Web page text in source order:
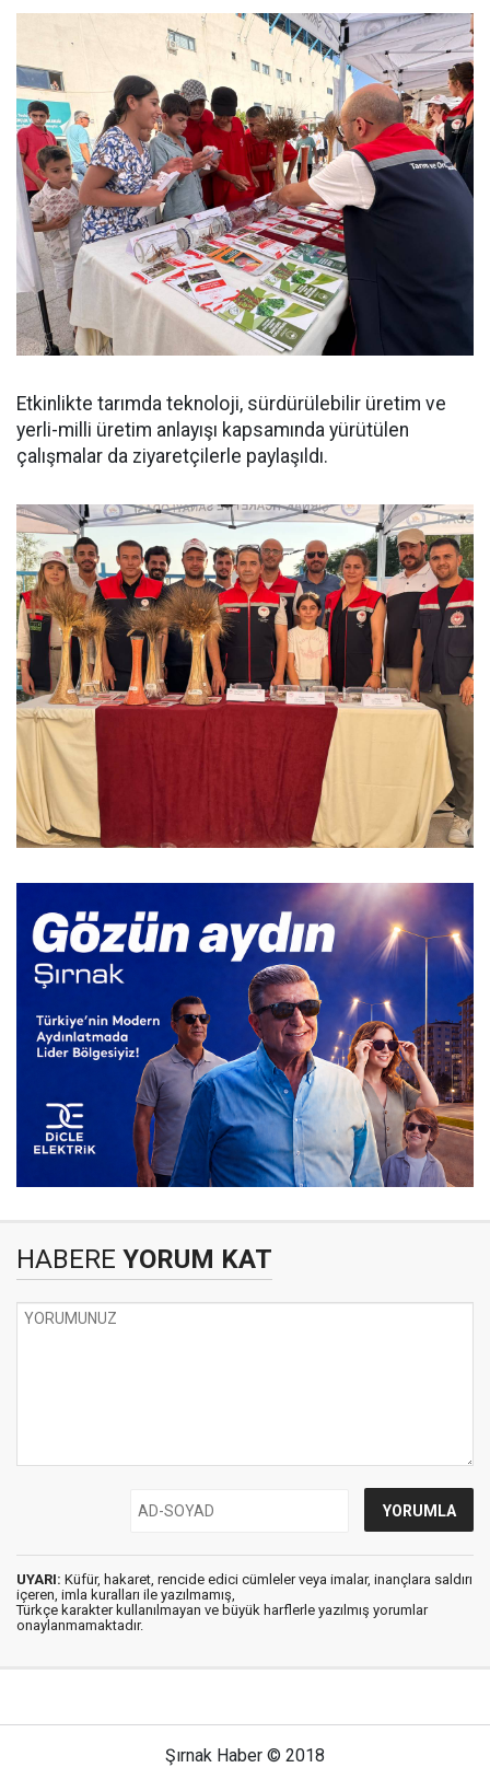
Etkinlikte tarımda teknoloji, sürdürülebilir üretim ve
yerli-milli üretim anlayışı kapsamında yürütülen
çalışmalar da ziyaretçilerle paylaşıldı.
HABERE YORUM KAT
UYARI: Küfür, hakaret, rencide edici cümleler veya imalar, inançlara saldırı
içeren, imla kuralları ile yazılmamış,
Türkçe karakter kullanılmayan ve büyük harflerle yazılmış yorumlar
onaylanmamaktadır.
Şırnak Haber © 2018